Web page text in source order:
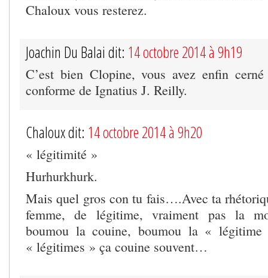
Chaloux vous resterez.
Joachin Du Balai dit: 14 octobre 2014 à 9h19
C’est bien Clopine, vous avez enfin
conforme de Ignatius J. Reilly.
Chaloux dit: 14 octobre 2014 à 9h20
« légitimité »
Hurhurkhurk.
Mais quel gros con tu fais….Avec ta
femme, de légitime, vraiment pas la
boumou la couine, boumou la «
« légitimes » ça couine souvent…